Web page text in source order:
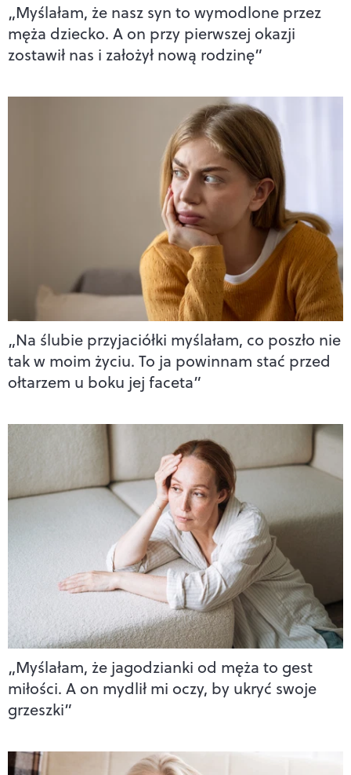
„Myślałam, że nasz syn to wymodlone przez
męża dziecko. A on przy pierwszej okazji
zostawił nas i założył nową rodzinę”
„Na ślubie przyjaciółki myślałam, co poszło nie
tak w moim życiu. To ja powinnam stać przed
ołtarzem u boku jej faceta”
„Myślałam, że jagodzianki od męża to gest
miłości. A on mydlił mi oczy, by ukryć swoje
grzeszki”